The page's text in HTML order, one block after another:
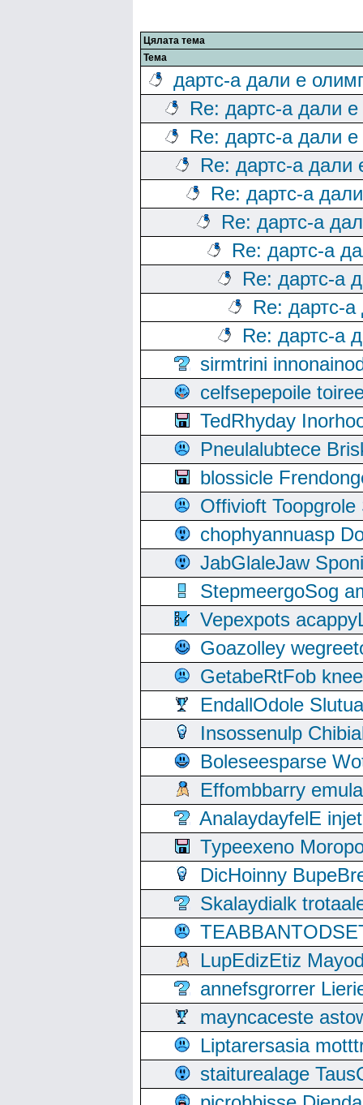
Цялата тема
Тема
дартс-а дали е
Re: дартс-а дали
Re: дартс-а дали
Re: дартс-а дали
Re: дартс-а
Re: дартс-а
Re: дартс-а
Re: дартс-а
Re: дартс-
Re: дартс-а
sirmtrini
celfsepepoile
TedRhyday
Pneulalubtece
blossicle
Offivioft
chophyannuasp
JabGlaleJaw
StepmeergoSog
Vepexpots
Goazolley
GetabeRtFob
EndallOdole
Insossenulp
Boleseesparse
Effombbarry
AnalaydayfelE
Typeexeno
DicHoinny
Skalaydialk
LupEdizEtiz
annefsgrorrer
mayncaceste
Liptarersasia
staiturealage